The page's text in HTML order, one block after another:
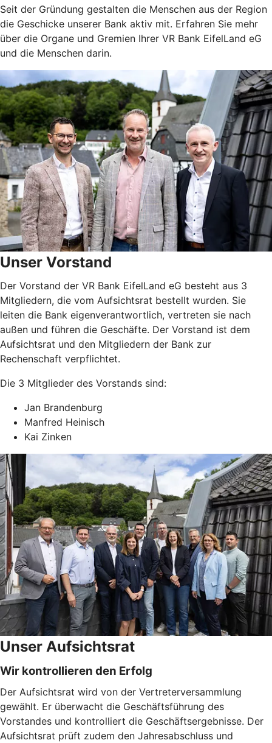
Seit der Gründung gestalten die Menschen aus der Region
die Geschicke unserer Bank aktiv mit. Erfahren Sie mehr
über die Organe und Gremien Ihrer VR Bank EifelLand eG
und die Menschen darin.
Unser Vorstand
Der Vorstand der VR Bank EifelLand eG besteht aus 3
Mitgliedern, die vom Aufsichtsrat bestellt wurden. Sie
leiten die Bank eigenverantwortlich, vertreten sie nach
außen und führen die Geschäfte. Der Vorstand ist dem
Aufsichtsrat und den Mitgliedern der Bank zur
Rechenschaft verpflichtet.
Die 3 Mitglieder des Vorstands sind:
Jan Brandenburg
Manfred Heinisch
Kai Zinken
Unser Aufsichtsrat
Wir kontrollieren den Erfolg
Der Aufsichtsrat wird von der Vertreterversammlung
gewählt. Er überwacht die Geschäftsführung des
Vorstandes und kontrolliert die Geschäftsergebnisse. Der
Aufsichtsrat prüft zudem den Jahresabschluss und